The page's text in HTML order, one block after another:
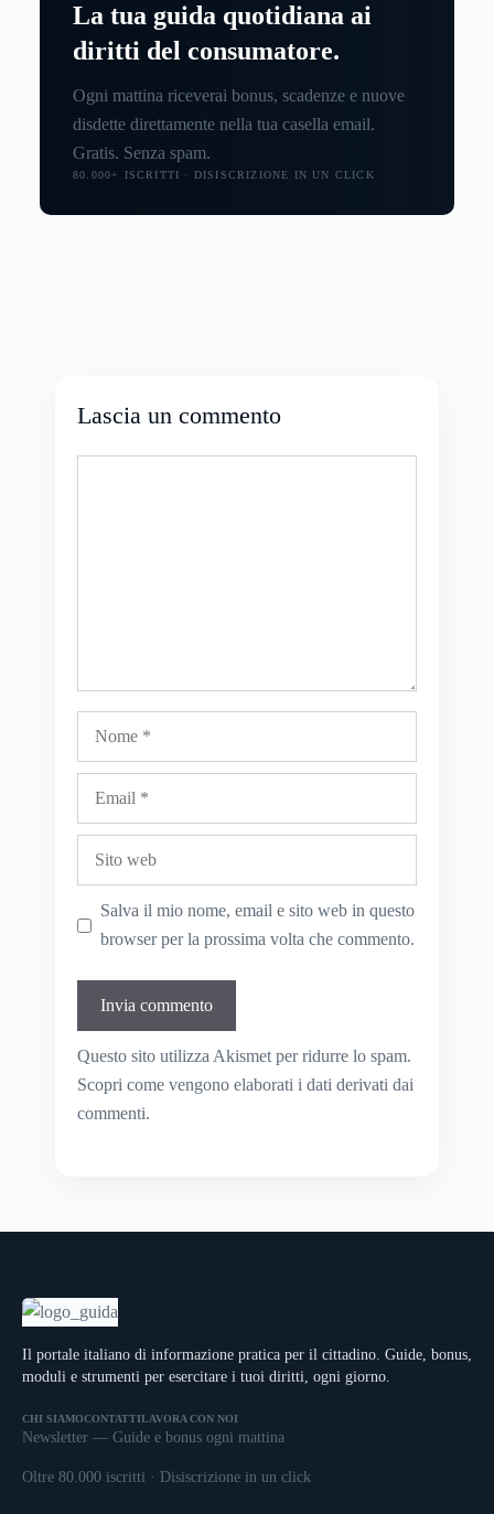
La tua guida quotidiana ai
diritti del consumatore.
Ogni mattina riceverai bonus, scadenze e nuove
disdette direttamente nella tua casella email.
Gratis. Senza spam.
80.000+ ISCRITTI · DISISCRIZIONE IN UN CLICK
Lascia un commento
Salva il mio nome, email e sito web in questo
browser per la prossima volta che commento.
Questo sito utilizza Akismet per ridurre lo spam.
Scopri come vengono elaborati i dati derivati dai
commenti.
Il portale italiano di informazione pratica per il cittadino. Guide, bonus,
moduli e strumenti per esercitare i tuoi diritti, ogni giorno.
CHI SIAMOCONTATTI LAVORA CON NOI
Newsletter — Guide e bonus ogni mattina
Oltre 80.000 iscritti · Disiscrizione in un click